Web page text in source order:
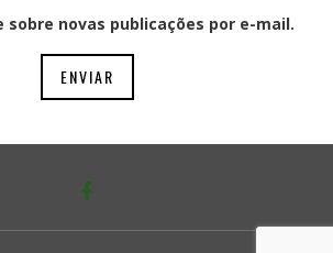
sobre novas publicações por e-mail.